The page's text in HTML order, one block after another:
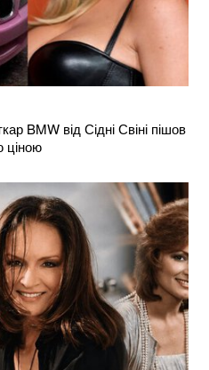
BMW від Сідні Свіні пішов
ціною